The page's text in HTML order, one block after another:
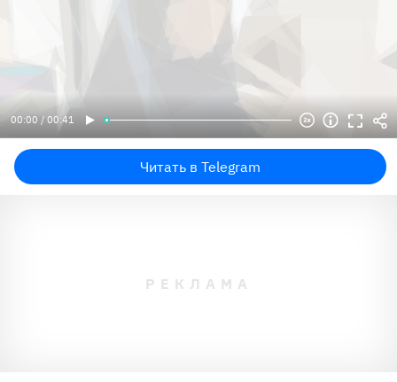
00:00 / 00:41
Читать в Telegram